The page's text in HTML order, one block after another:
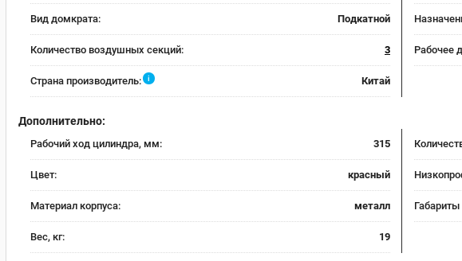
Вид домкрата: Подкатной
Количество воздушных секций: 3 Рабочее
Страна производитель: i Китай
Дополнительно:
Рабочий ход цилиндра, мм: 315
Цвет: красный
Материал корпуса: металл
Вес, кг: 19